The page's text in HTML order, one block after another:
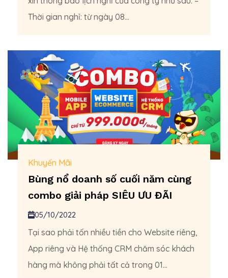
Thời gian nghỉ: từ ngày 08...
Khuyến Mãi
Bùng nổ doanh số cuối năm cùng
combo giải pháp SIÊU ƯU ĐÃI
05/10/2022
Tại sao phải tốn nhiều tiền cho Website riêng,
App riêng và Hệ thống CRM chăm sóc khách
hàng mà không phải tất cả trong 01...